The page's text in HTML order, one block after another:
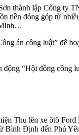
thành lập Công ty
tiền đóng góp từ
Minh…
án công luật” để
“Hội đồng công
Thu lên xe ôtô Ford
Bình Định đến Phú